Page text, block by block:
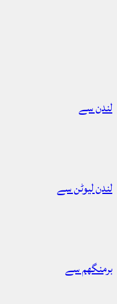
لندن سے
لندن لیوٹن سے
برمنگھم سے